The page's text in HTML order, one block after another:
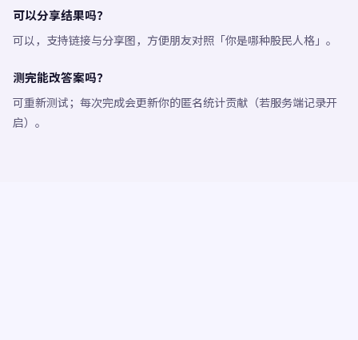
可以分享结果吗？
可以，支持链接与分享图，方便朋友对照「你是哪种股民人格」。
测完能改答案吗？
可重新测试；每次完成会更新你的匿名统计贡献（若服务端记录开
启）。